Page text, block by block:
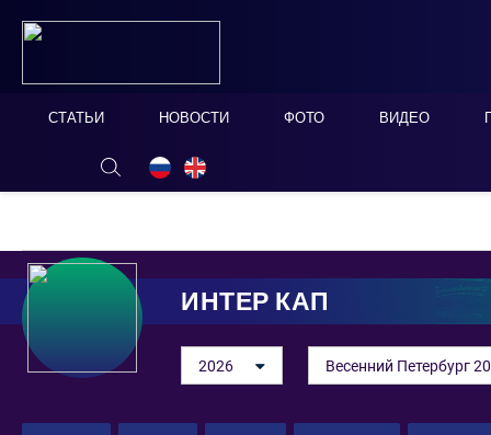
СТАТЬИ НОВОСТИ ФОТО ВИДЕО
ОНЛАЙН ТАБЛО СКРЫТЬ
ИНТЕР КАП
2026 Весенний Петербург